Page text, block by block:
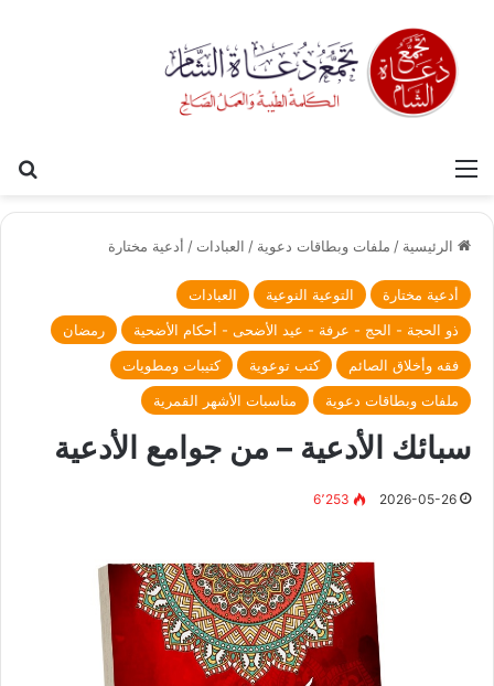
القائمة
الرئيسية / ملفات وبطاقات دعوية / العبادات / أدعية مختارة
أدعية مختارة التوعية النوعية
العبادات
ذو الحجة - الحج - عرفة - عيد الأضحى - أحكام الأضحية
رمضان
فقه وأخلاق الصائم
كتب توعوية
كتيبات ومطويات
ملفات وبطاقات دعوية
مناسبات الأشهر القمرية
سبائك الأدعية – من جوامع الأدعية
2026-05-26 6٬253